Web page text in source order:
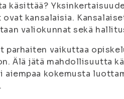
käsittää?
kansalaisia.
valiokunnat sekä
vaikuttaa
Älä jätä mahdollisuutta
kokemusta